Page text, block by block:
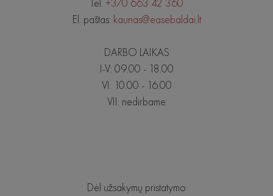
El. paštas: kaunas@easebaldai.lt
DARBO LAIKAS
I-V: 09.00 - 18.00
VI: 10.00 - 16.00
VII: nedirbame
Dėl užsakymų pristatymo